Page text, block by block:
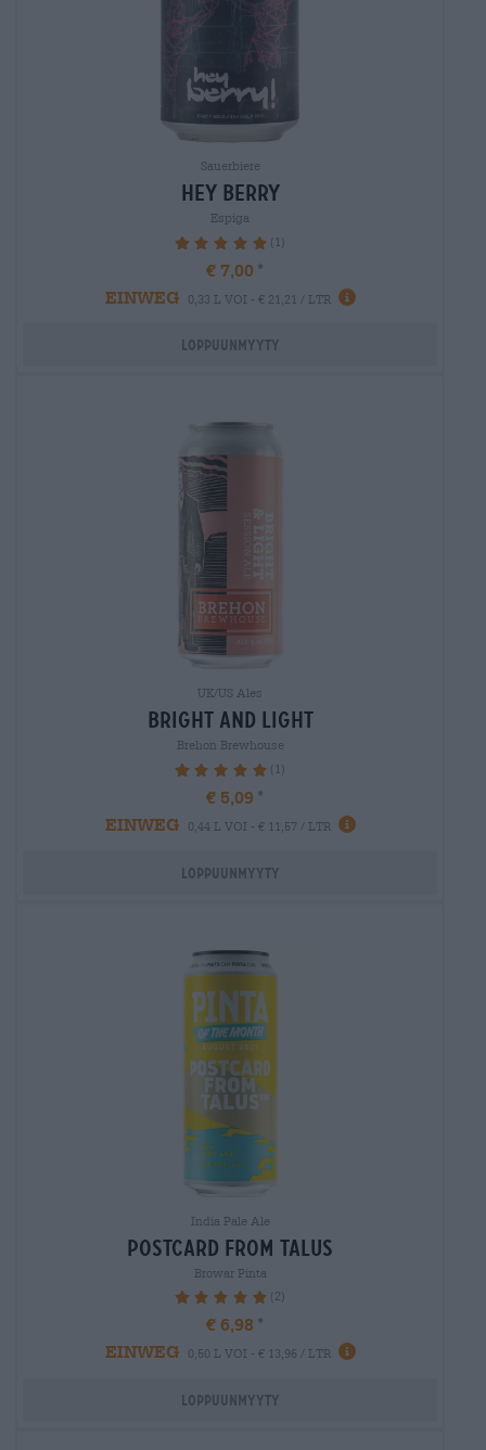
Sauerbiere
hey berry
Espiga
100% (1)
€ 7,00
EINWEG
0,33 L VOI - € 21,21 / LTR
Loppuunmyyty
UK/US Ales
bright and light
Brehon Brewhouse
100% (1)
€ 5,09
EINWEG
0,44 L VOI - € 11,57 / LTR
Loppuunmyyty
India Pale Ale
postcard from talus
Browar Pinta
100% (2)
€ 6,98
EINWEG
0,50 L VOI - € 13,96 / LTR
Loppuunmyyty